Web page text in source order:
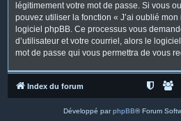
légitimement votre mot de passe. Si vous
pouvez utiliser la fonction « J’ai oublié
logiciel phpBB. Ce processus vous
d’utilisateur et votre courriel, alors le
mot de passe qui vous permettra de vous
Index du forum
Développé parphpBB® Forum